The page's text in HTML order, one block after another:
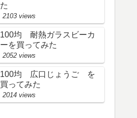
た
2103 views
100均 耐熱ガラスビーカ
ーを買ってみた
2052 views
100均 広口じょうご を
買ってみた
2014 views